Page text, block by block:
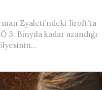
Eyaleti’ndeki Jiroft’ta
3. Binyıla kadar uzandığı